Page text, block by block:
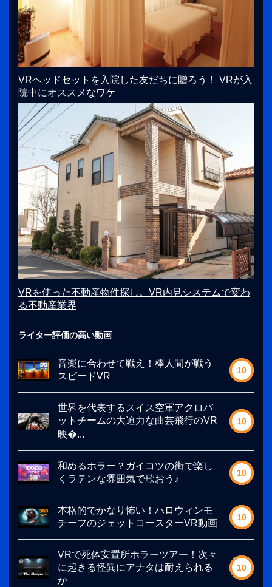
VRヘッドセットを入院した友だちに贈ろう！ VRが入
院中にオススメなワケ
VRを使った不動産物件探し。VR内見システムで変わ
る不動産業界
ライター評価の高い動画
音楽に合わせて戦え！棒人間が戦う
スピードVR
10
世界を代表するスイス空軍アクロバ
ットチームの大迫力な曲芸飛行のVR
映�...
10
和めるホラー？ガイコツの街で楽し
くラテンな雰囲気で歌おう♪
10
本格的でかなり怖い！ハロウィンモ
チーフのジェットコースターVR動画
10
VRで死体安置所ホラーツアー！次々
に起きる怪異にアナタは耐えられる
か
10